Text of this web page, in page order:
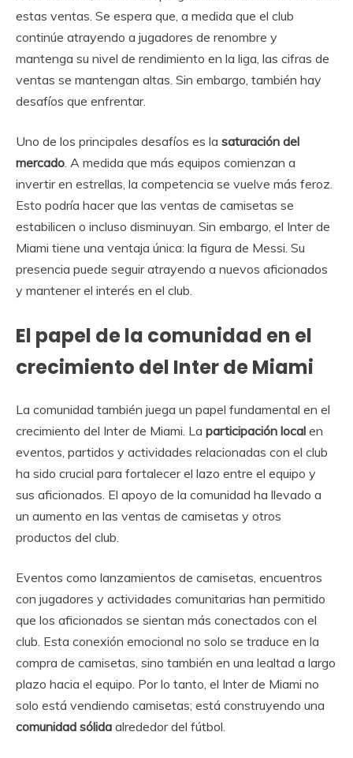
estas ventas. Se espera que, a medida que el club
continúe atrayendo a jugadores de renombre y
mantenga su nivel de rendimiento en la liga, las cifras de
ventas se mantengan altas. Sin embargo, también hay
desafíos que enfrentar.
Uno de los principales desafíos es la saturación del
mercado. A medida que más equipos comienzan a
invertir en estrellas, la competencia se vuelve más feroz.
Esto podría hacer que las ventas de camisetas se
estabilicen o incluso disminuyan. Sin embargo, el Inter de
Miami tiene una ventaja única: la figura de Messi. Su
presencia puede seguir atrayendo a nuevos aficionados
y mantener el interés en el club.
El papel de la comunidad en el
crecimiento del Inter de Miami
La comunidad también juega un papel fundamental en el
crecimiento del Inter de Miami. La participación local en
eventos, partidos y actividades relacionadas con el club
ha sido crucial para fortalecer el lazo entre el equipo y
sus aficionados. El apoyo de la comunidad ha llevado a
un aumento en las ventas de camisetas y otros
productos del club.
Eventos como lanzamientos de camisetas, encuentros
con jugadores y actividades comunitarias han permitido
que los aficionados se sientan más conectados con el
club. Esta conexión emocional no solo se traduce en la
compra de camisetas, sino también en una lealtad a largo
plazo hacia el equipo. Por lo tanto, el Inter de Miami no
solo está vendiendo camisetas; está construyendo una
comunidad sólida alrededor del fútbol.